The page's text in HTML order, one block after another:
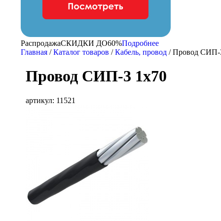
РаспродажаCКИДКИ ДО60%Подробнее
Главная /Каталог товаров /Кабель, провод /Провод СИП-
Провод СИП-3 1х70
артикул: 11521